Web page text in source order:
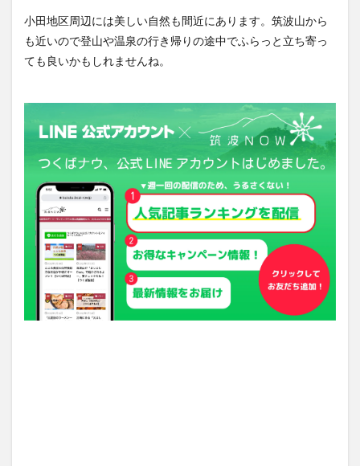
小田地区周辺には美しい自然も間近にあります。筑波山から
も近いので登山や温泉の行き帰りの途中でふらっと立ち寄っ
ても良いかもしれませんね。